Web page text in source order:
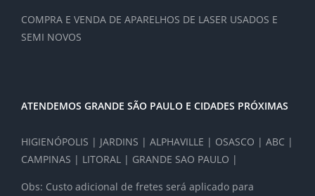
COMPRA E VENDA DE APARELHOS DE LASER USADOS E
SEMI NOVOS
ATENDEMOS GRANDE SÃO PAULO E CIDADES PRÓXIMAS
HIGIENÓPOLIS | JARDINS | ALPHAVILLE | OSASCO | ABC |
CAMPINAS | LITORAL | GRANDE SAO PAULO |
Obs: Custo adicional de fretes será aplicado para